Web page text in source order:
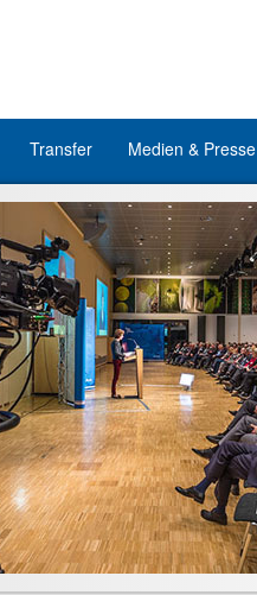
Transfer Medien & Presse